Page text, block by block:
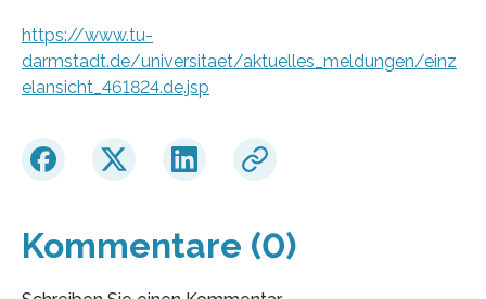
https://www.tu-
darmstadt.de/universitaet/aktuelles_meldungen/einz
elansicht_461824.de.jsp
Kommentare (0)